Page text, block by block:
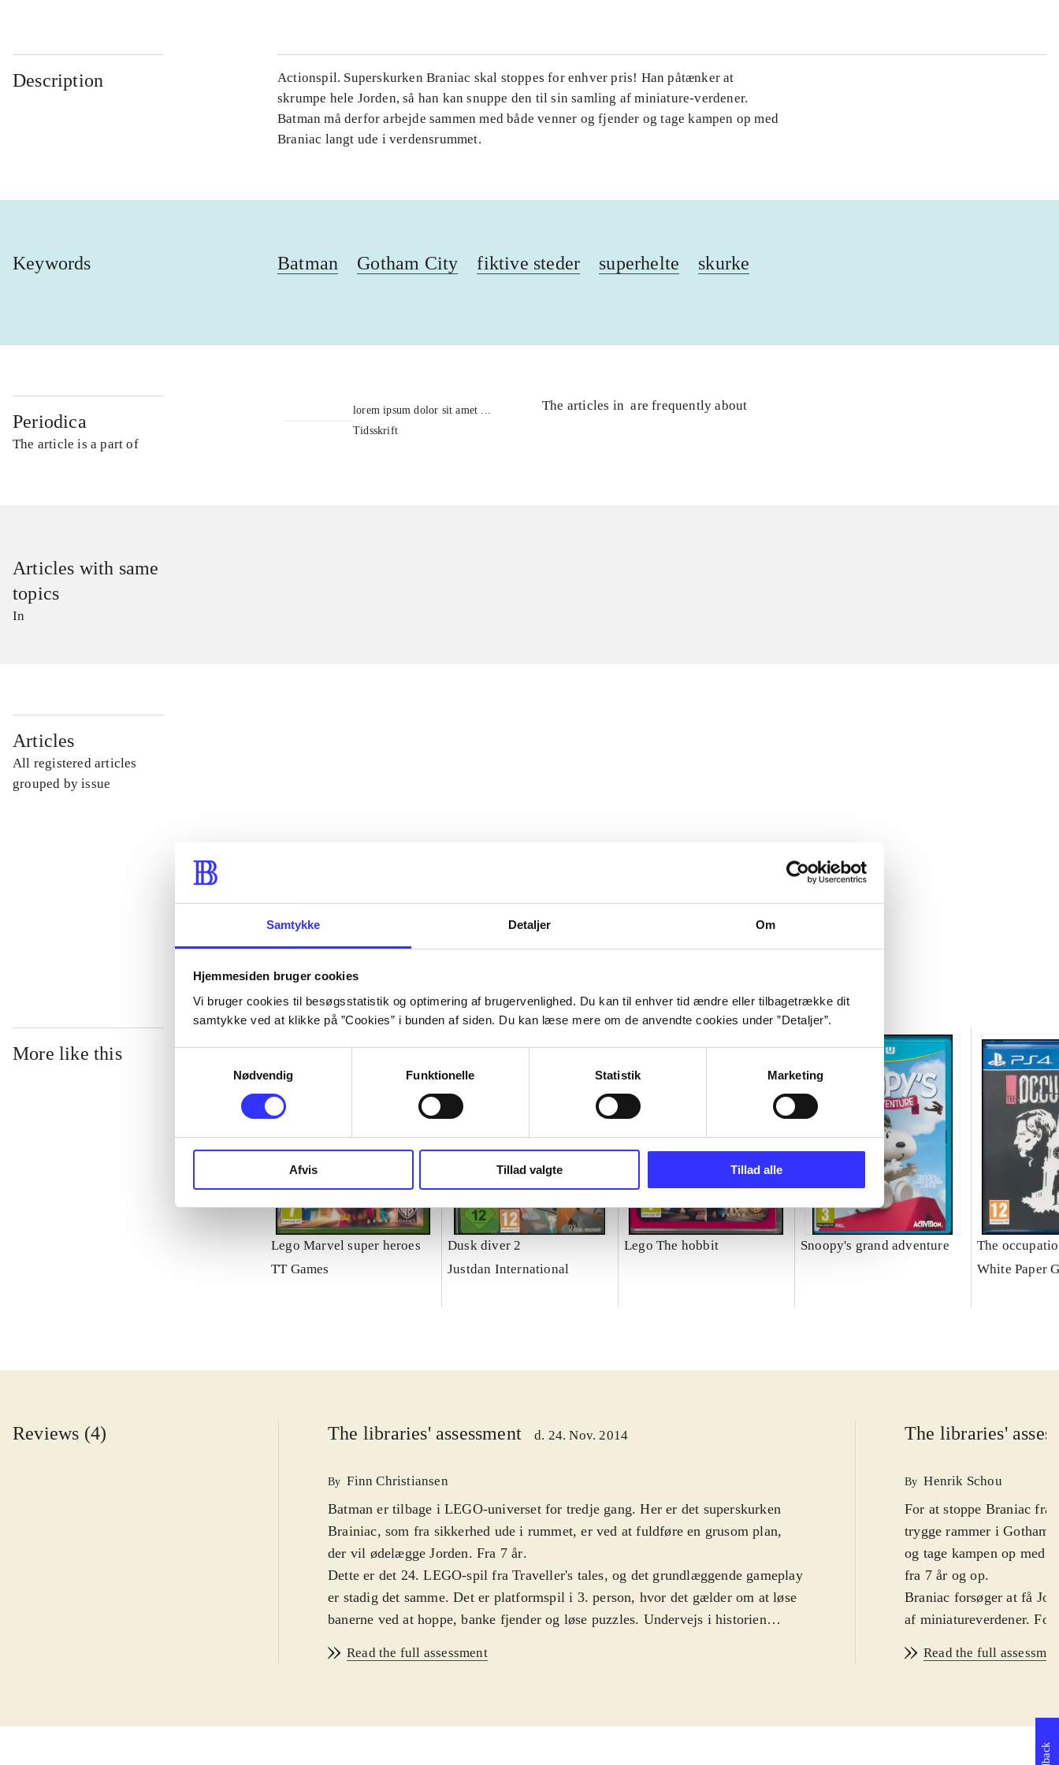
Samtykke Detaljer Om
Hjemmesiden bruger cookies
Vi bruger cookies til besøgsstatistik og optimering af brugervenlighed. Du kan til enhver tid ændre eller tilbagetrække dit
samtykke ved at klikke på ”Cookies” i bunden af siden. Du kan læse mere om de anvendte cookies under ”Detaljer”.
Nødvendig
Funktionelle Statistik Marketing
Afvis Tillad valgte Tillad alle
Description
Actionspil. Superskurken Braniac skal stoppes for enhver pris! Han påtænker at
skrumpe hele Jorden, så han kan snuppe den til sin samling af miniature-verdener.
Batman må derfor arbejde sammen med både venner og fjender og tage kampen op med
Braniac langt ude i verdensrummet.
Keywords Batman Gotham City fiktive steder superhelte skurke
Periodica
The article is a part of
lorem ipsum dolor sit amet ...
Tidsskrift
The articles in are frequently about
Articles with same
topics
In
Articles
All registered articles
grouped by issue
More like this
Lego Marvel super heroes
TT Games
Dusk diver 2
Justdan International
Lego The hobbit Snoopy's grand adventure
The
White Paper
Reviews (4) The libraries' assessment d. 24. Nov. 2014
By Finn Christiansen
Batman er tilbage i LEGO-universet for tredje gang. Her er det superskurken
Brainiac, som fra sikkerhed ude i rummet, er ved at fuldføre en grusom plan,
der vil ødelægge Jorden. Fra 7 år.
Dette er det 24. LEGO-spil fra Traveller's tales, og det grundlæggende gameplay
er stadig det samme. Det er platformspil i 3. person, hvor det gælder om at løse
banerne ved at hoppe, banke fjender og løse puzzles. Undervejs i historien
Man kunne let fristes til at tro, at LEGO-formularen efterhånden er blevet
godt, og der er lige akkurat fornyelser nok til, at man ikke bare har set det hele
Read the full assessment
The libraries'
By Henrik Schou
For at stoppe Braniac fra
trygge rammer i Gotham
og tage kampen op med
fra 7 år og op.
Braniac forsøger at få
af miniatureverdener. For
superskurke. Historien
De nye baner er
Gotham-inspirerede
Read the full